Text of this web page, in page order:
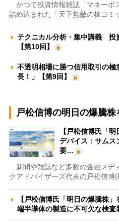
かつて投資情報雑誌「マネーポ
詰め込まれた「天下無敵の株コミ
テクニカル分析・集中講義 投
【第10回】
不透明相場に勝つ信用取引の
長！」【第9回】
戸松信博の明日の爆騰株
【戸松信博氏「
デバイス：サムス
要…
新聞や雑誌など多数の金融メデ
クアドバイザーズ代表の戸松信博
【戸松信博氏「明日の爆騰株
端半導体の製造に不可欠な検